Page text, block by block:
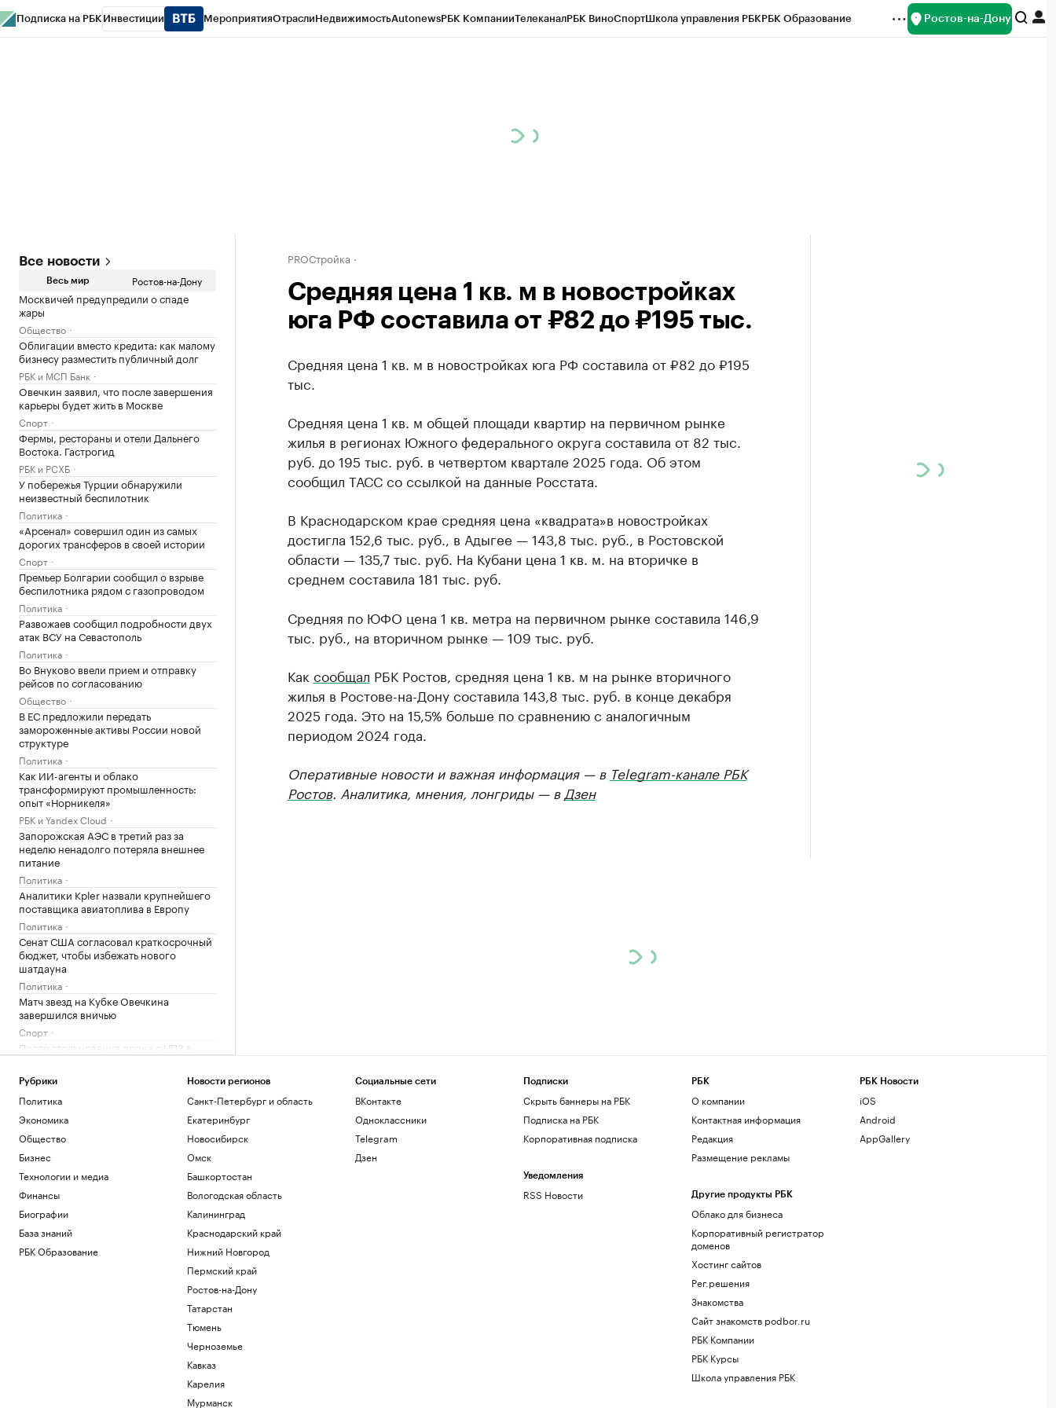
Подписка на РБК Инвестиции МероприятияОтраслиНедвижимостьAutonewsРБК КомпанииТелеканалРБК ВиноСпортШкола управления РБКРБК Образование Ростов-на-Дону
Все новости
Весь мир Ростов-на-Дону
Москвичей предупредили о спаде
жары
Общество
Облигации вместо кредита: как малому
бизнесу разместить публичный долг
РБК и МСП Банк
Овечкин заявил, что после завершения
карьеры будет жить в Москве
Спорт
Фермы, рестораны и отели Дальнего
Востока. Гастрогид
РБК и РСХБ
У побережья Турции обнаружили
неизвестный беспилотник
Политика
«Арсенал» совершил один из самых
дорогих трансферов в своей истории
Спорт
Премьер Болгарии сообщил о взрыве
беспилотника рядом с газопроводом
Политика
Развожаев сообщил подробности двух
атак ВСУ на Севастополь
Политика
Во Внуково ввели прием и отправку
рейсов по согласованию
Общество
В ЕС предложили передать
замороженные активы России новой
структуре
Политика
Как ИИ-агенты и облако
трансформируют промышленность:
опыт «Норникеля»
РБК и Yandex Cloud
Запорожская АЭС в третий раз за
неделю ненадолго потеряла внешнее
питание
Политика
Аналитики Kpler назвали крупнейшего
поставщика авиатоплива в Европу
Политика
Сенат США согласовал краткосрочный
бюджет, чтобы избежать нового
шатдауна
Политика
Матч звезд на Кубке Овечкина
завершился вничью
Спорт
После столкновения дрона с НПЗ в
Ливии произошла утечка
Политика
Трампа генпрокурором США
Политика
Число погибших при стрельбе в школе
в Таиланде выросло до девяти
Общество
Bloomberg узнал об ограничении
Турцией прохода судов в Черном море
Политика
Умер отец Лионеля Месси
Спорт
PROСтройка
Средняя цена 1 кв. м в новостройках
юга РФ составила от ₽82 до ₽195 тыс.
Средняя цена 1 кв. м в новостройках юга РФ составила от ₽82 до ₽195
тыс.
Средняя цена 1 кв. м общей площади квартир на первичном рынке
жилья в регионах Южного федерального округа составила от 82 тыс.
руб. до 195 тыс. руб. в четвертом квартале 2025 года. Об этом
сообщил ТАСС со ссылкой на данные Росстата.
В Краснодарском крае средняя цена «квадрата»в новостройках
достигла 152,6 тыс. руб., в Адыгее — 143,8 тыс. руб., в Ростовской
области — 135,7 тыс. руб. На Кубани цена 1 кв. м. на вторичке в
среднем составила 181 тыс. руб.
Средняя по ЮФО цена 1 кв. метра на первичном рынке составила 146,9
тыс. руб., на вторичном рынке — 109 тыс. руб.
Как сообщал РБК Ростов, средняя цена 1 кв. м на рынке вторичного
жилья в Ростове-на-Дону составила 143,8 тыс. руб. в конце декабря
2025 года. Это на 15,5% больше по сравнению с аналогичным
периодом 2024 года.
Оперативные новости и важная информация — в Telegram-канале РБК
Ростов. Аналитика, мнения, лонгриды — в Дзен
Рубрики
Политика
Экономика
Общество
Бизнес
Технологии и медиа
Финансы
Биографии
База знаний
РБК Образование
Новости регионов
Санкт-Петербург и область
Екатеринбург
Новосибирск
Омск
Башкортостан
Вологодская область
Калининград
Краснодарский край
Нижний Новгород
Пермский край
Ростов-на-Дону
Татарстан
Тюмень
Черноземье
Кавказ
Карелия
Мурманск
Социальные сети
ВКонтакте
Одноклассники
Telegram
Дзен
Подписки
Скрыть баннеры на РБК
Подписка на РБК
Корпоративная подписка
Уведомления
RSS Новости
РБК
О компании
Контактная информация
Редакция
Размещение рекламы
Другие продукты РБК
Облако для бизнеса
Корпоративный регистратор
доменов
Хостинг сайтов
Рег.решения
Знакомства
Сайт знакомств podbor.ru
РБК Компании
РБК Курсы
Школа управления РБК
РБК Новости
iOS
Android
AppGallery